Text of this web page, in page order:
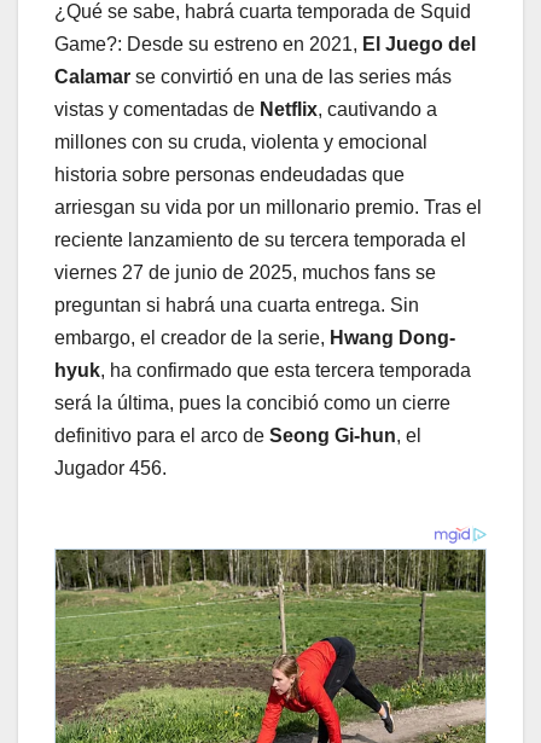
¿Qué se sabe, habrá cuarta temporada de Squid
Game?: Desde su estreno en 2021, El Juego del
Calamar se convirtió en una de las series más
vistas y comentadas de Netflix, cautivando a
millones con su cruda, violenta y emocional
historia sobre personas endeudadas que
arriesgan su vida por un millonario premio. Tras el
reciente lanzamiento de su tercera temporada el
viernes 27 de junio de 2025, muchos fans se
preguntan si habrá una cuarta entrega. Sin
embargo, el creador de la serie, Hwang Dong-
hyuk, ha confirmado que esta tercera temporada
será la última, pues la concibió como un cierre
definitivo para el arco de Seong Gi-hun, el
Jugador 456.